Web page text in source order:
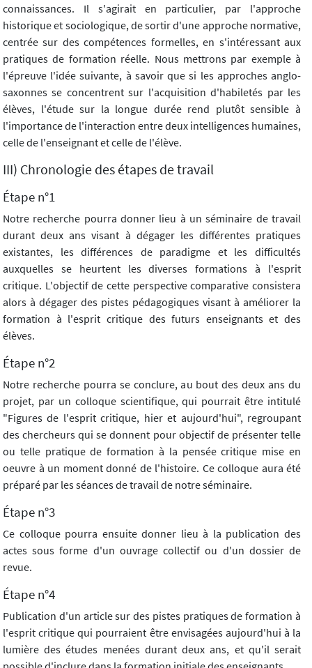
connaissances. Il s'agirait en particulier, par l'approche
historique et sociologique, de sortir d'une approche normative,
centrée sur des compétences formelles, en s'intéressant aux
pratiques de formation réelle. Nous mettrons par exemple à
l'épreuve l'idée suivante, à savoir que si les approches anglo-
saxonnes se concentrent sur l'acquisition d'habiletés par les
élèves, l'étude sur la longue durée rend plutôt sensible à
l'importance de l'interaction entre deux intelligences humaines,
celle de l'enseignant et celle de l'élève.
III) Chronologie des étapes de travail
Étape n°1
Notre recherche pourra donner lieu à un séminaire de travail
durant deux ans visant à dégager les différentes pratiques
existantes, les différences de paradigme et les difficultés
auxquelles se heurtent les diverses formations à l'esprit
critique. L'objectif de cette perspective comparative consistera
alors à dégager des pistes pédagogiques visant à améliorer la
formation à l'esprit critique des futurs enseignants et des
élèves.
Étape n°2
Notre recherche pourra se conclure, au bout des deux ans du
projet, par un colloque scientifique, qui pourrait être intitulé
"Figures de l'esprit critique, hier et aujourd'hui", regroupant
des chercheurs qui se donnent pour objectif de présenter telle
ou telle pratique de formation à la pensée critique mise en
oeuvre à un moment donné de l'histoire. Ce colloque aura été
préparé par les séances de travail de notre séminaire.
Étape n°3
Ce colloque pourra ensuite donner lieu à la publication des
actes sous forme d'un ouvrage collectif ou d'un dossier de
revue.
Étape n°4
Publication d'un article sur des pistes pratiques de formation à
l'esprit critique qui pourraient être envisagées aujourd'hui à la
lumière des études menées durant deux ans, et qu'il serait